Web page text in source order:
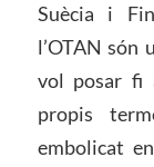
Suècia i
l’OTAN són
vol posar fi
propis
embolicat